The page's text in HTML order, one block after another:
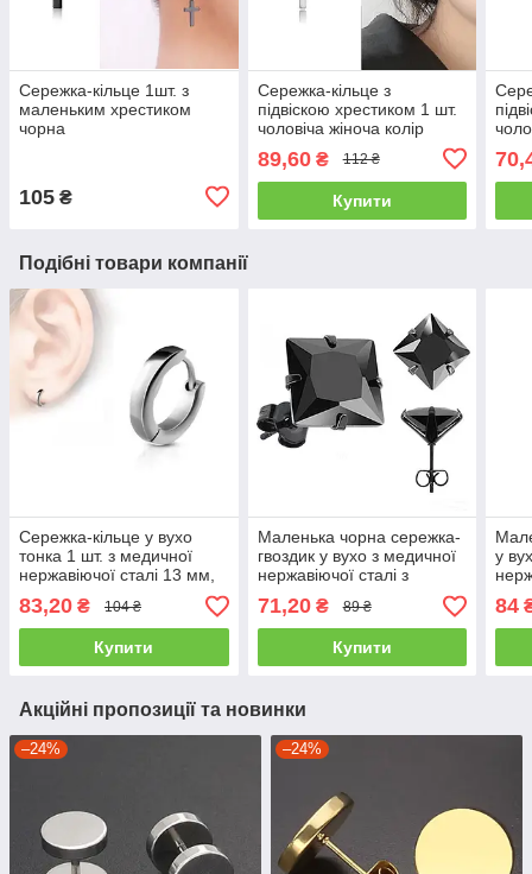
Сережка-кільце 1шт. з
маленьким хрестиком
чорна
105 ₴
Сережка-кільце з
підвіскою хрестиком 1 шт.
чоловіча жіноча колір
89,60₴ 112 ₴
Купити
Подібні товари компанії
Сережка-кільце у вухо
тонка 1 шт. з медичної
нержавіючої сталі 13 мм,
срібляста JAVRICK
83,20 ₴ 104 ₴
Купити
Маленька чорна сережка-
гвоздик у вухо з медичної
нержавіючої сталі з
квадратним каменем 1 шт.
6 мм. JAVRICK
71,20₴ 89 ₴
Купити
у
84
Акційні пропозиції та новинки
–24% –24%